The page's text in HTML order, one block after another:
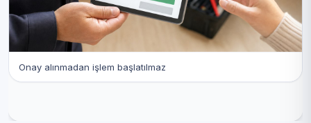
Onay alınmadan işlem başlatılmaz